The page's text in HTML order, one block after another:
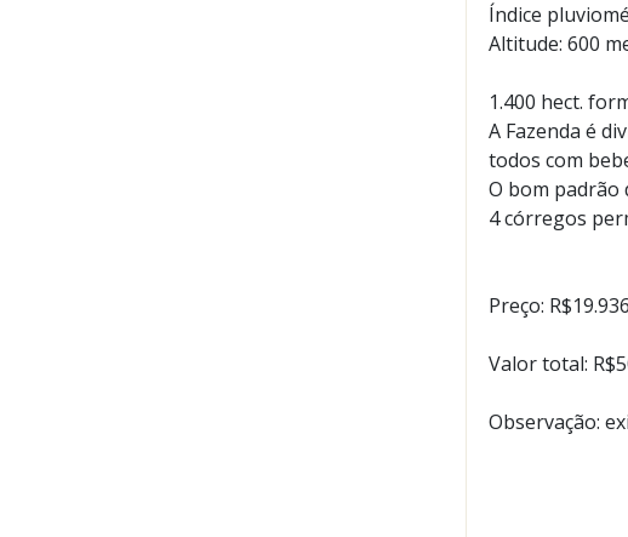
Índice
Altitude: 600
1.400 hect.
A Fazenda é
todos com
O bom padrão
4 córregos
Preço:
Valor total:
Observação: